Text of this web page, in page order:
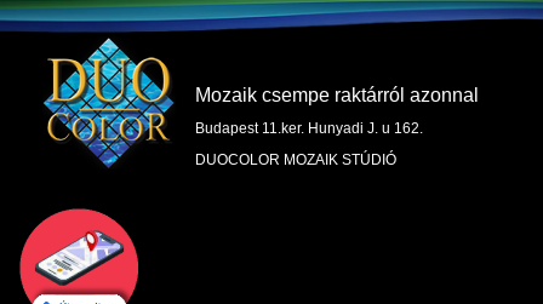
Mozaik csempe raktárról azonnal
Budapest 11.ker. Hunyadi J. u 162.
DUOCOLOR MOZAIK STÚDIÓ